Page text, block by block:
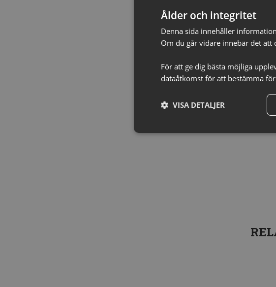
Ålder och integritet
Denna sida innehåller
Om du går vidare innebär det
För att ge dig bästa möjliga
dataåtkomst för att bestämma
VISA DETALJER